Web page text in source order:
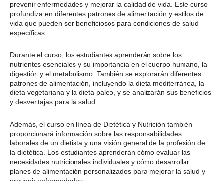
prevenir enfermedades y mejorar la calidad de vida. Este curso
profundiza en diferentes patrones de alimentación y estilos de
vida que pueden ser beneficiosos para condiciones de salud
específicas.
Durante el curso, los estudiantes aprenderán sobre los
nutrientes esenciales y su importancia en el cuerpo humano, la
digestión y el metabolismo. También se explorarán diferentes
patrones de alimentación, incluyendo la dieta mediterránea, la
dieta vegetariana y la dieta paleo, y se analizarán sus beneficios
y desventajas para la salud.
Además, el curso en línea de Dietética y Nutrición también
proporcionará información sobre las responsabilidades
laborales de un dietista y una visión general de la profesión de
la dietética. Los estudiantes aprenderán cómo evaluar las
necesidades nutricionales individuales y cómo desarrollar
planes de alimentación personalizados para mejorar la salud y